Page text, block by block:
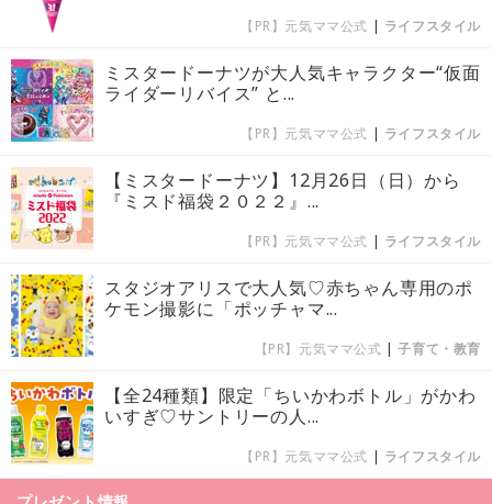
【PR】元気ママ公式 | ライフスタイル
ミスタードーナツが大人気キャラクター“仮面
ライダーリバイス” と...
【PR】元気ママ公式 | ライフスタイル
【ミスタードーナツ】12月26日（日）から
『ミスド福袋２０２２』...
【PR】元気ママ公式 | ライフスタイル
スタジオアリスで大人気♡赤ちゃん専用のポ
ケモン撮影に「ポッチャマ...
【PR】元気ママ公式 |子育て・教育
【全24種類】限定「ちいかわボトル」がかわ
いすぎ♡サントリーの人...
【PR】元気ママ公式 | ライフスタイル